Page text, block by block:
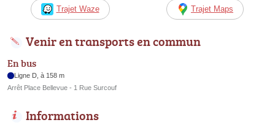
Trajet Waze Trajet Maps
Venir en transports en commun
En bus
Ligne D, à 158 m
Arrêt Place Bellevue - 1 Rue Surcouf
Informations